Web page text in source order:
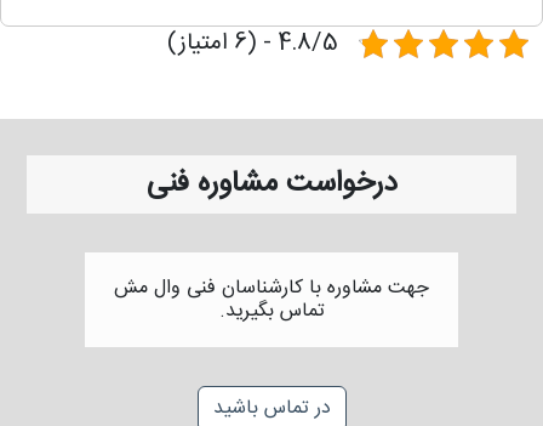
4.8/5 - (6 امتیاز)
درخواست مشاوره فنی
جهت مشاوره با کارشناسان فنی وال مش
تماس بگیرید.
در تماس باشید